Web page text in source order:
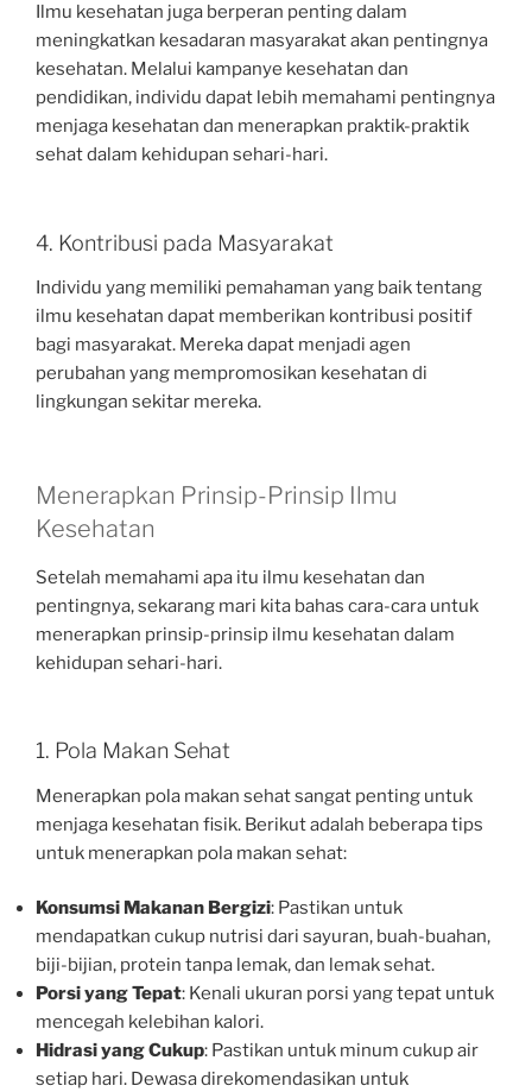
Ilmu kesehatan juga berperan penting dalam
meningkatkan kesadaran masyarakat akan pentingnya
kesehatan. Melalui kampanye kesehatan dan
pendidikan, individu dapat lebih memahami pentingnya
menjaga kesehatan dan menerapkan praktik-praktik
sehat dalam kehidupan sehari-hari.
4. Kontribusi pada Masyarakat
Individu yang memiliki pemahaman yang baik tentang
ilmu kesehatan dapat memberikan kontribusi positif
bagi masyarakat. Mereka dapat menjadi agen
perubahan yang mempromosikan kesehatan di
lingkungan sekitar mereka.
Menerapkan Prinsip-Prinsip Ilmu
Kesehatan
Setelah memahami apa itu ilmu kesehatan dan
pentingnya, sekarang mari kita bahas cara-cara untuk
menerapkan prinsip-prinsip ilmu kesehatan dalam
kehidupan sehari-hari.
1. Pola Makan Sehat
Menerapkan pola makan sehat sangat penting untuk
menjaga kesehatan fisik. Berikut adalah beberapa tips
untuk menerapkan pola makan sehat:
Konsumsi Makanan Bergizi: Pastikan untuk
mendapatkan cukup nutrisi dari sayuran, buah-buahan,
biji-bijian, protein tanpa lemak, dan lemak sehat.
Porsi yang Tepat: Kenali ukuran porsi yang tepat untuk
mencegah kelebihan kalori.
Hidrasi yang Cukup: Pastikan untuk minum cukup air
setiap hari. Dewasa direkomendasikan untuk